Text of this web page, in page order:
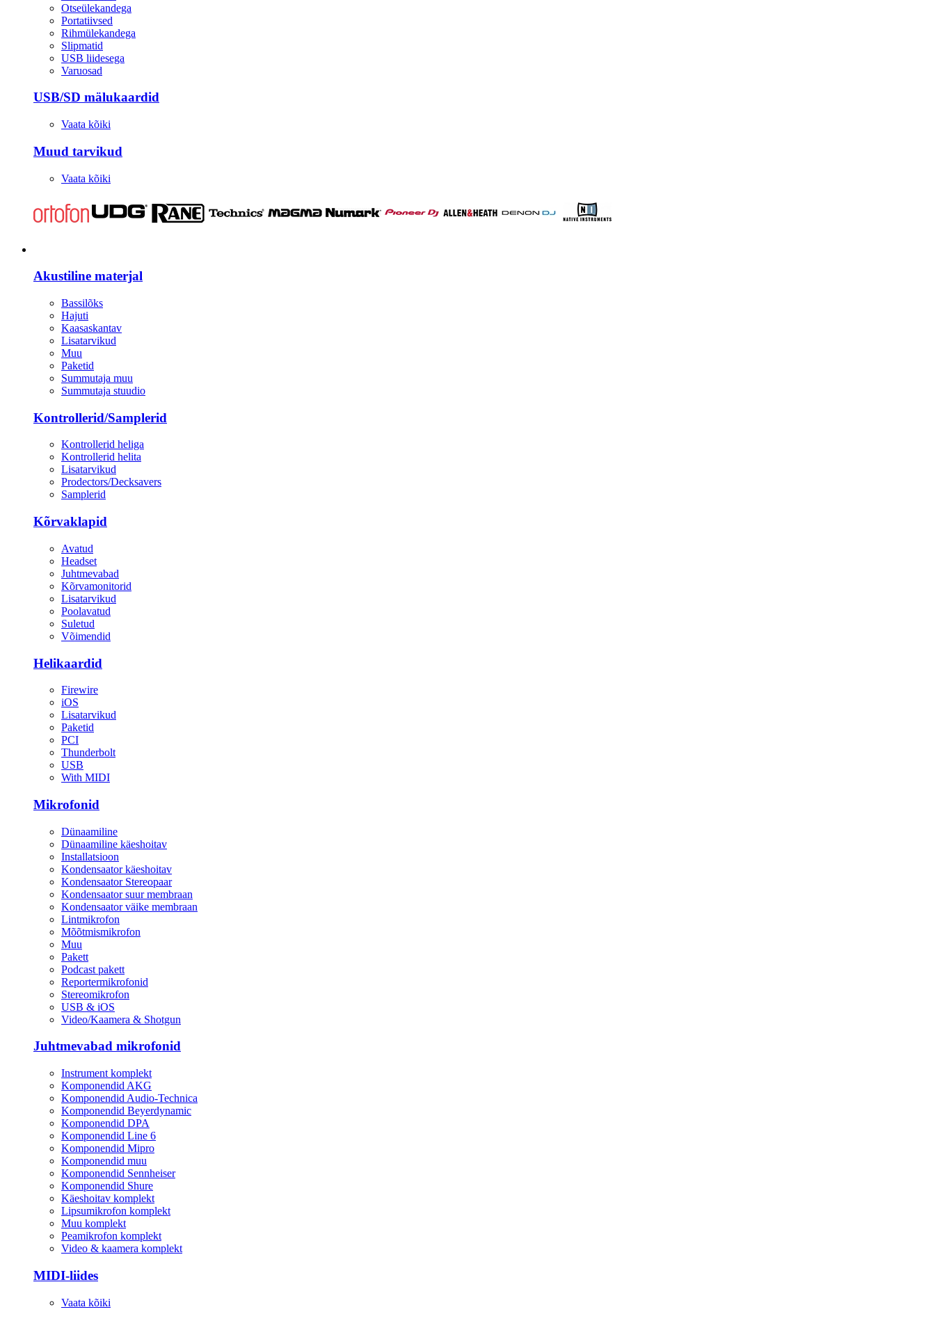
Otseülekandega
Portatiivsed
Rihmülekandega
Slipmatid
USB liidesega
Varuosad
USB/SD mälukaardid
Vaata kõiki
Muud tarvikud
Vaata kõiki
Akustiline materjal
Bassilõks
Hajuti
Kaasaskantav
Lisatarvikud
Muu
Paketid
Summutaja muu
Summutaja stuudio
Kontrollerid/Samplerid
Kontrollerid heliga
Kontrollerid helita
Lisatarvikud
Prodectors/Decksavers
Samplerid
Kõrvaklapid
Avatud
Headset
Juhtmevabad
Kõrvamonitorid
Lisatarvikud
Poolavatud
Suletud
Võimendid
Helikaardid
Firewire
iOS
Lisatarvikud
Paketid
PCI
Thunderbolt
USB
With MIDI
Mikrofonid
Dünaamiline
Dünaamiline käeshoitav
Installatsioon
Kondensaator käeshoitav
Kondensaator Stereopaar
Kondensaator suur membraan
Kondensaator väike membraan
Lintmikrofon
Mõõtmismikrofon
Muu
Pakett
Podcast pakett
Reportermikrofonid
Stereomikrofon
USB & iOS
Video/Kaamera & Shotgun
Juhtmevabad mikrofonid
Instrument komplekt
Komponendid AKG
Komponendid Audio-Technica
Komponendid Beyerdynamic
Komponendid DPA
Komponendid Line 6
Komponendid Mipro
Komponendid muu
Komponendid Sennheiser
Komponendid Shure
Käeshoitav komplekt
Lipsumikrofon komplekt
Muu komplekt
Peamikrofon komplekt
Video & kaamera komplekt
MIDI-liides
Vaata kõiki